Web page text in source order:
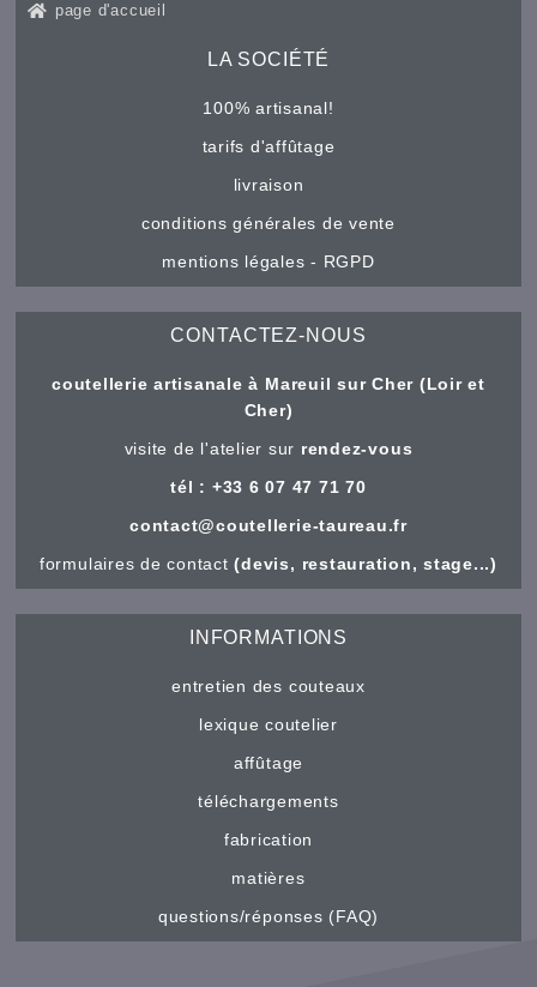
page d'accueil
LA SOCIÉTÉ
100% artisanal!
tarifs d'affûtage
livraison
conditions générales de vente
mentions légales - RGPD
CONTACTEZ-NOUS
coutellerie artisanale à Mareuil sur Cher (Loir et
Cher)
visite de l'atelier sur rendez-vous
tél : +33 6 07 47 71 70
contact@coutellerie-taureau.fr
formulaires de contact(devis, restauration, stage...)
INFORMATIONS
entretien des couteaux
lexique coutelier
affûtage
téléchargements
fabrication
matières
questions/réponses (FAQ)